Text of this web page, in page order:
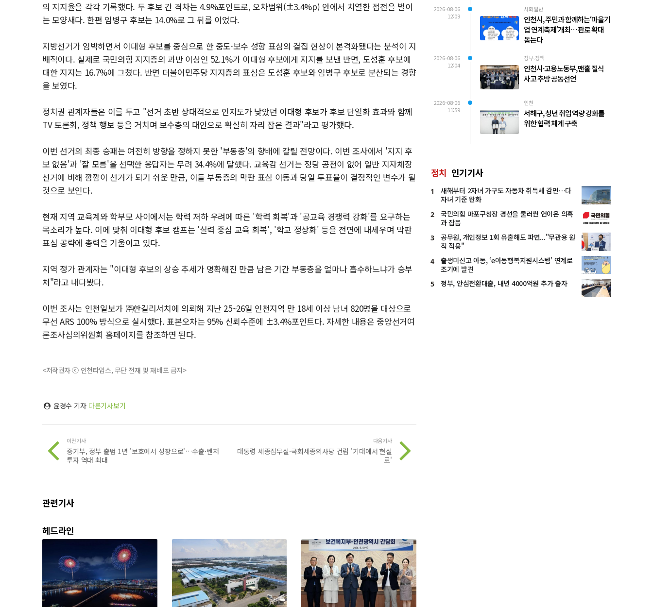
의 지지율을 각각 기록했다. 두 후보 간 격차는 4.9%포인트로, 오차범위(±3.4%p) 안에서 치열한 접전을 벌이
는 모양새다. 한편 임병구 후보는 14.0%로 그 뒤를 이었다.
지방선거가 임박하면서 이대형 후보를 중심으로 한 중도·보수 성향 표심의 결집 현상이 본격화됐다는 분석이 지
배적이다. 실제로 국민의힘 지지층의 과반 이상인 52.1%가 이대형 후보에게 지지를 보낸 반면, 도성훈 후보에
대한 지지는 16.7%에 그쳤다. 반면 더불어민주당 지지층의 표심은 도성훈 후보와 임병구 후보로 분산되는 경향
을 보였다.
정치권 관계자들은 이를 두고 "선거 초반 상대적으로 인지도가 낮았던 이대형 후보가 후보 단일화 효과와 함께
TV 토론회, 정책 행보 등을 거치며 보수층의 대안으로 확실히 자리 잡은 결과"라고 평가했다.
이번 선거의 최종 승패는 여전히 방향을 정하지 못한 '부동층'의 향배에 갈릴 전망이다. 이번 조사에서 '지지 후
보 없음'과 '잘 모름'을 선택한 응답자는 무려 34.4%에 달했다. 교육감 선거는 정당 공천이 없어 일반 지자체장
선거에 비해 깜깜이 선거가 되기 쉬운 만큼, 이들 부동층의 막판 표심 이동과 당일 투표율이 결정적인 변수가 될
것으로 보인다.
현재 지역 교육계와 학부모 사이에서는 학력 저하 우려에 따른 '학력 회복'과 '공교육 경쟁력 강화'를 요구하는
목소리가 높다. 이에 맞춰 이대형 후보 캠프는 '실력 중심 교육 회복', '학교 정상화' 등을 전면에 내세우며 막판
표심 공략에 총력을 기울이고 있다.
지역 정가 관계자는 "이대형 후보의 상승 추세가 명확해진 만큼 남은 기간 부동층을 얼마나 흡수하느냐가 승부
처"라고 내다봤다.
이번 조사는 인천일보가 ㈜한길리서치에 의뢰해 지난 25~26일 인천지역 만 18세 이상 남녀 820명을 대상으로
무선 ARS 100% 방식으로 실시했다. 표본오차는 95% 신뢰수준에 ±3.4%포인트다. 자세한 내용은 중앙선거여
론조사심의위원회 홈페이지를 참조하면 된다.
<저작권자 ⓒ 인천타임스, 무단 전재 및 재배포 금지>
윤경수 기자 다른기사보기
이전기사
중기부, 정부 출범 1년 '보호에서 성장으로'…수출·벤처
투자 역대 최대
다음기사
대통령 세종집무실·국회세종의사당 건립 '기대에서 현실
로'
관련기사
헤드라인
2026-08-06
12:09
사회일반
인천시, 주민과 함께하는‘마을기
업 연계축제’개최… 판로 확대
돕는다
2026-08-06
12:04
정부.정책
인천시·고용노동부, 맨홀 질식
사고 추방 공동선언
2026-08-06
11:59
인천
서해구, 청년 취업 역량 강화를
위한 협력 체계 구축
정치 인기기사
1
새해부터 2자녀 가구도 자동차 취득세 감면…다
자녀 기준 완화
2
국민의힘 마포구청장 경선을 둘러싼 연이은 의혹
과 잡음
3
공무원, 개인정보 1회 유출해도 파면..."무관용 원
칙 적용"
4
출생미신고 아동, ‘e아동행복지원시스템’ 연계로
조기에 발견
5 정부, 안심전환대출, 내년 4000억원 추가 출자